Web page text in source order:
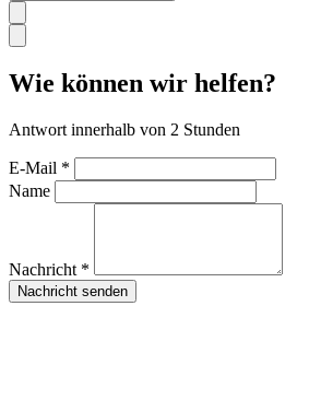
Wie können wir helfen?
Antwort innerhalb von 2 Stunden
E-Mail *
Name
Nachricht *
Nachricht senden